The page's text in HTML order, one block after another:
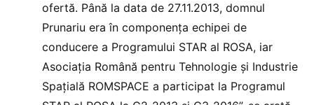
ofertă. Până la data de 27.11.2013, domnul
Prunariu era în componența echipei de
conducere a Programului STAR al ROSA, iar
Asociația Română pentru Tehnologie și Industrie
Spațială ROMSPACE a participat la Programul